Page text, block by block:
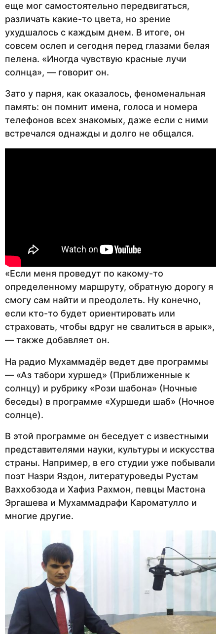
еще мог самостоятельно передвигаться,
различать какие-то цвета, но зрение
ухудшалось с каждым днем. В итоге, он
совсем ослеп и сегодня перед глазами белая
пелена. «Иногда чувствую красные лучи
солнца», — говорит он.
Зато у парня, как оказалось, феноменальная
память: он помнит имена, голоса и номера
телефонов всех знакомых, даже если с ними
встречался однажды и долго не общался.
«Если меня проведут по какому-то
определенному маршруту, обратную дорогу я
смогу сам найти и преодолеть. Ну конечно,
если кто-то будет ориентировать или
страховать, чтобы вдруг не свалиться в арык»,
— также добавляет он.
На радио Мухаммадёр ведет две программы
— «Аз табори хуршед» (Приближенные к
солнцу) и рубрику «Рози шабона» (Ночные
беседы) в программе «Хуршеди шаб» (Ночное
солнце).
В этой программе он беседует с известными
представителями науки, культуры и искусства
страны. Например, в его студии уже побывали
поэт Назри Яздон, литературоведы Рустам
Ваххобзода и Хафиз Рахмон, певцы Мастона
Эргашева и Мухаммадрафи Кароматулло и
многие другие.